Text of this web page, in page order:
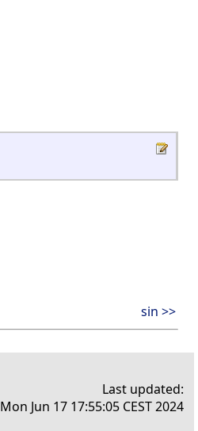
sin >>
Last updated:
Mon Jun 17 17:55:05 CEST 2024